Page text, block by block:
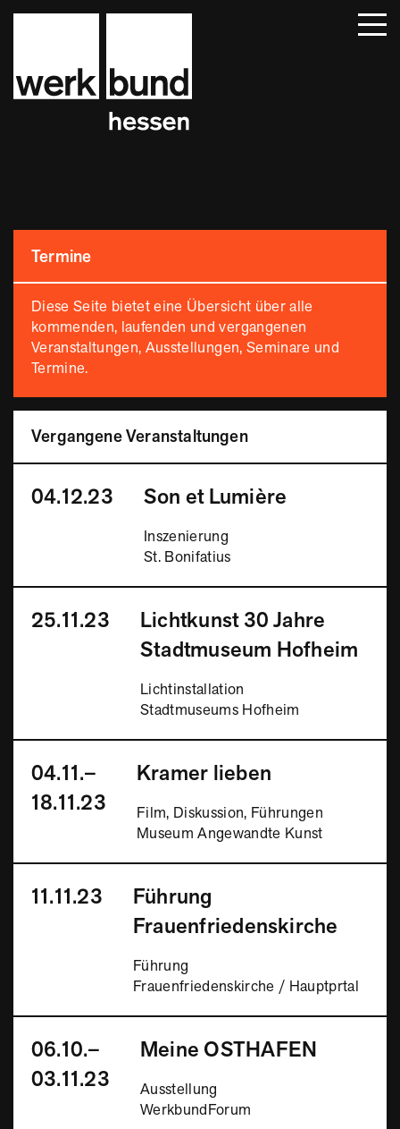
Beiträge
Kontakt
Vergangene Veranstaltungen
04.12.23 Son et Lumière
Inszenierung
St. Bonifatius
25.11.23
Lichtkunst 30 Jahre
Stadtmuseum Hofheim
Lichtinstallation
Stadtmuseums Hofheim
04.11.–
18.11.23
Kramer lieben
Film, Diskussion, Führungen
Museum Angewandte Kunst
11.11.23
Führung
Frauenfriedenskirche
Führung
Frauenfriedenskirche / Hauptprtal
06.10.–
03.11.23
Meine OSTHAFEN
Ausstellung
WerkbundForum
Termine
Diese Seite bietet eine Übersicht über alle
kommenden, laufenden und vergangenen
Veranstaltungen, Ausstellungen, Seminare und
Termine.